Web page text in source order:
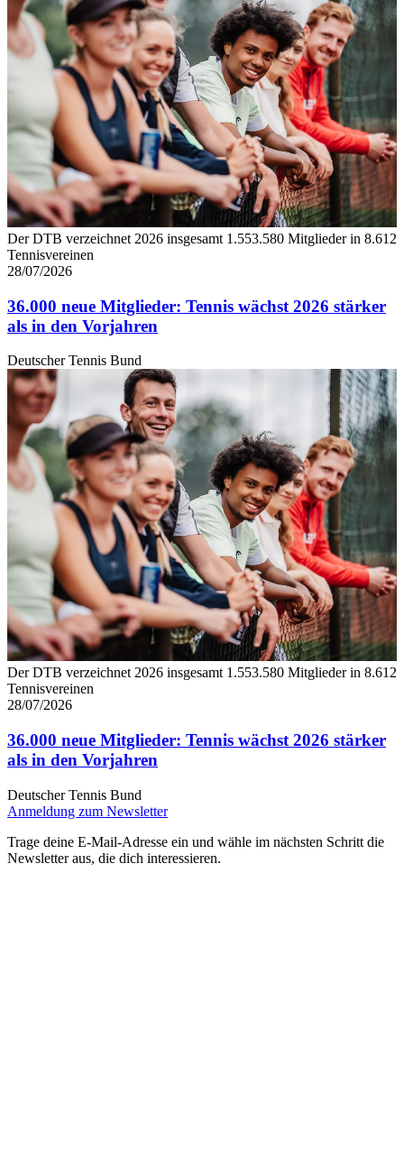
Der DTB verzeichnet 2026 insgesamt 1.553.580 Mitglieder in 8.612
Tennisvereinen
28/07/2026
36.000 neue Mitglieder: Tennis wächst 2026 stärker
als in den Vorjahren
Deutscher Tennis Bund
Der DTB verzeichnet 2026 insgesamt 1.553.580 Mitglieder in 8.612
Tennisvereinen
28/07/2026
36.000 neue Mitglieder: Tennis wächst 2026 stärker
als in den Vorjahren
Deutscher Tennis Bund
Anmeldung zum Newsletter
Trage deine E-Mail-Adresse ein und wähle im nächsten Schritt die
Newsletter aus, die dich interessieren.